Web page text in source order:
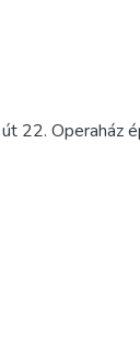
22. Operaház